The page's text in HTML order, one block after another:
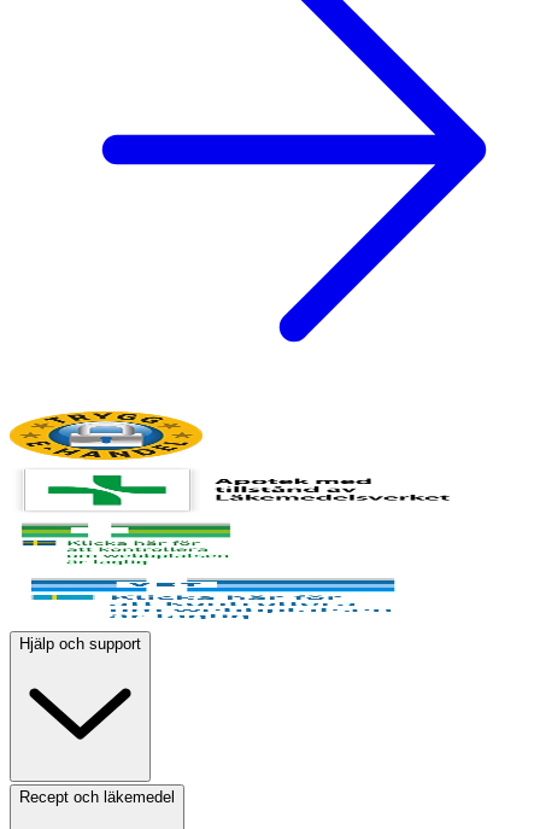
Hjälp och support
Recept och läkemedel